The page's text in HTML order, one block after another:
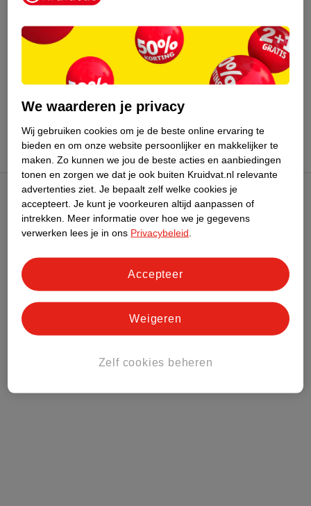
Geneesmiddel - 20g
Advies door Kruidvat
Kruidvat Club
Over Kruidvat
We waarderen je privacy
Wij gebruiken cookies om je de beste online ervaring te
bieden en om onze website persoonlijker en makkelijker te
maken. Zo kunnen we jou de beste acties en aanbiedingen
tonen en zorgen we dat je ook buiten Kruidvat.nl relevante
advertenties ziet. Je bepaalt zelf welke cookies je
accepteert. Je kunt je voorkeuren altijd aanpassen of
intrekken.
Meer informatie over hoe we je gegevens
verwerken lees je in ons Privacybeleid
Zelf cookies beheren
Weigeren
Accepteer